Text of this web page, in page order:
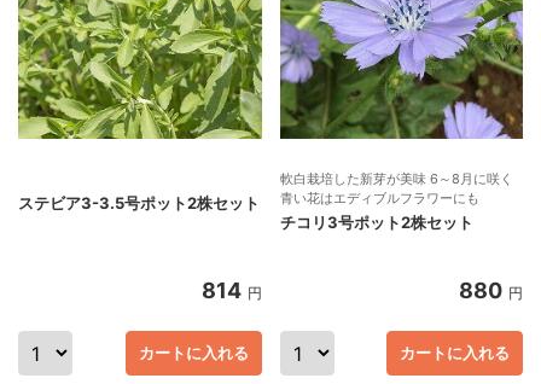
ステビア3-3.5号ポット2株セット
814 円
カートに入れる
軟白栽培した新芽が美味 6～8月に咲く
青い花はエディブルフラワーにも
チコリ3号ポット2株セット
880 円
カートに入れる